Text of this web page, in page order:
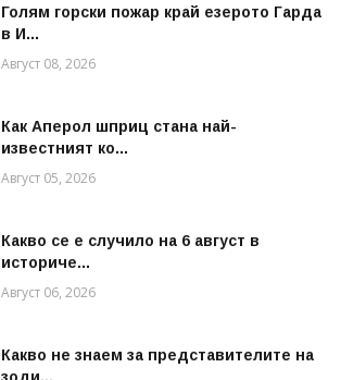
Голям горски пожар край езерото Гарда
в И...
Август 08, 2026
Как Аперол шприц стана най-
известният ко...
Август 05, 2026
Какво се е случило на 6 август в
историче...
Август 06, 2026
Какво не знаем за представителите на
зоди...